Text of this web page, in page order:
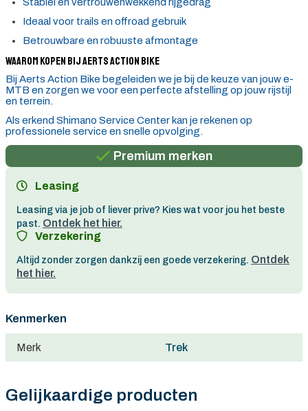
Ideaal voor trails en offroad gebruik
Betrouwbare en robuuste afmontage
Waarom kopen bij Aerts Action Bike
Bij Aerts Action Bike begeleiden we je bij de keuze van jouw e-
MTB en zorgen we voor een perfecte afstelling op jouw rijstijl
en terrein.
Als erkend Shimano Service Center kan je rekenen op
professionele service en snelle opvolging.
Gratis verzending in België vanaf €100
Premium merken
Leasing
Leasing via je job of liever prive? Kies wat voor jou het beste
past. Ontdek het hier.
Verzekering
Altijd zonder zorgen dankzij een goede verzekering. Ontdek
het hier.
Kenmerken
Merk Trek
Gelijkaardige producten